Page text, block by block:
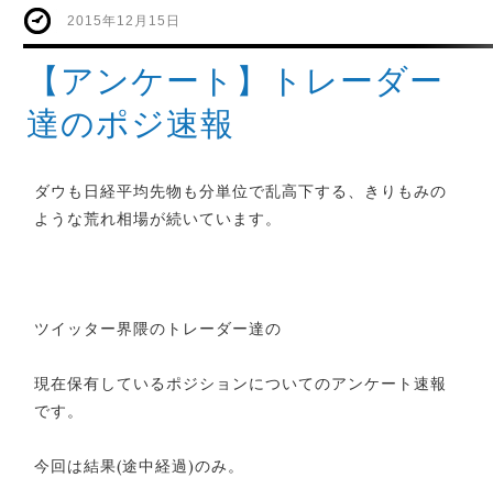
2015年12月15日
【アンケート】トレーダー
達のポジ速報
ダウも日経平均先物も分単位で乱高下する、きりもみの
ような荒れ相場が続いています。
ツイッター界隈のトレーダー達の
現在保有しているポジションについてのアンケート速報
です。
今回は結果(途中経過)のみ。